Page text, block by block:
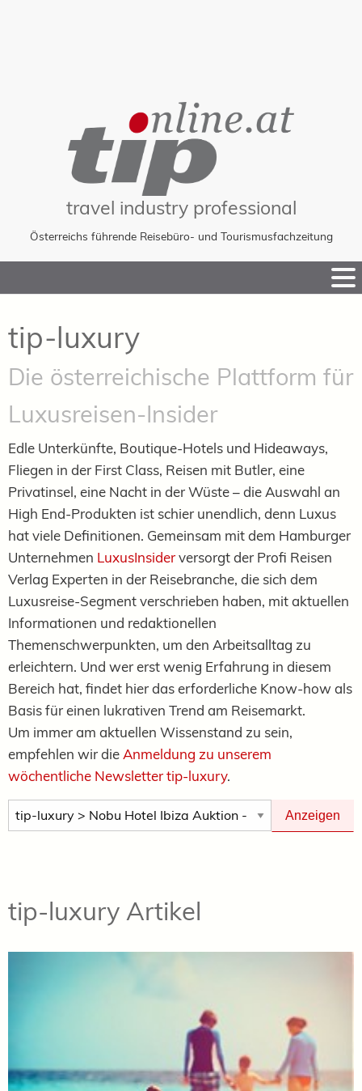
travel industry professional
Österreichs führende Reisebüro- und Tourismusfachzeitung
to
tip-luxury
Die österreichische Plattform für
Luxusreisen-Insider
Edle Unterkünfte, Boutique-Hotels und Hideaways,
Fliegen in der First Class, Reisen mit Butler, eine
Privatinsel, eine Nacht in der Wüste – die Auswahl an
High End-Produkten ist schier unendlich, denn Luxus
hat viele Definitionen. Gemeinsam mit dem Hamburger
Unternehmen LuxusInsiderversorgt der Profi Reisen
Verlag Experten in der Reisebranche, die sich dem
Luxusreise-Segment verschrieben haben, mit aktuellen
Informationen und redaktionellen
Themenschwerpunkten, um den Arbeitsalltag zu
erleichtern. Und wer erst wenig Erfahrung in diesem
Bereich hat, findet hier das erforderliche Know-how als
Basis für einen lukrativen Trend am Reisemarkt.
Um immer am aktuellen Wissenstand zu sein,
empfehlen wir die Anmeldung zu unserem
wöchentliche Newsletter tip-luxury.
Newsletter Anzeigen Anzeigen
tip-luxury Artikel